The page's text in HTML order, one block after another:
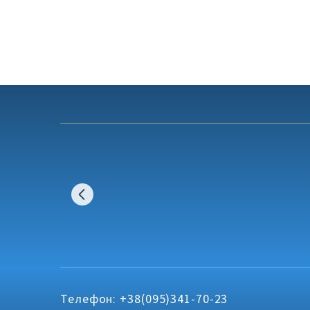
Телефон: +38(095)341-70-23